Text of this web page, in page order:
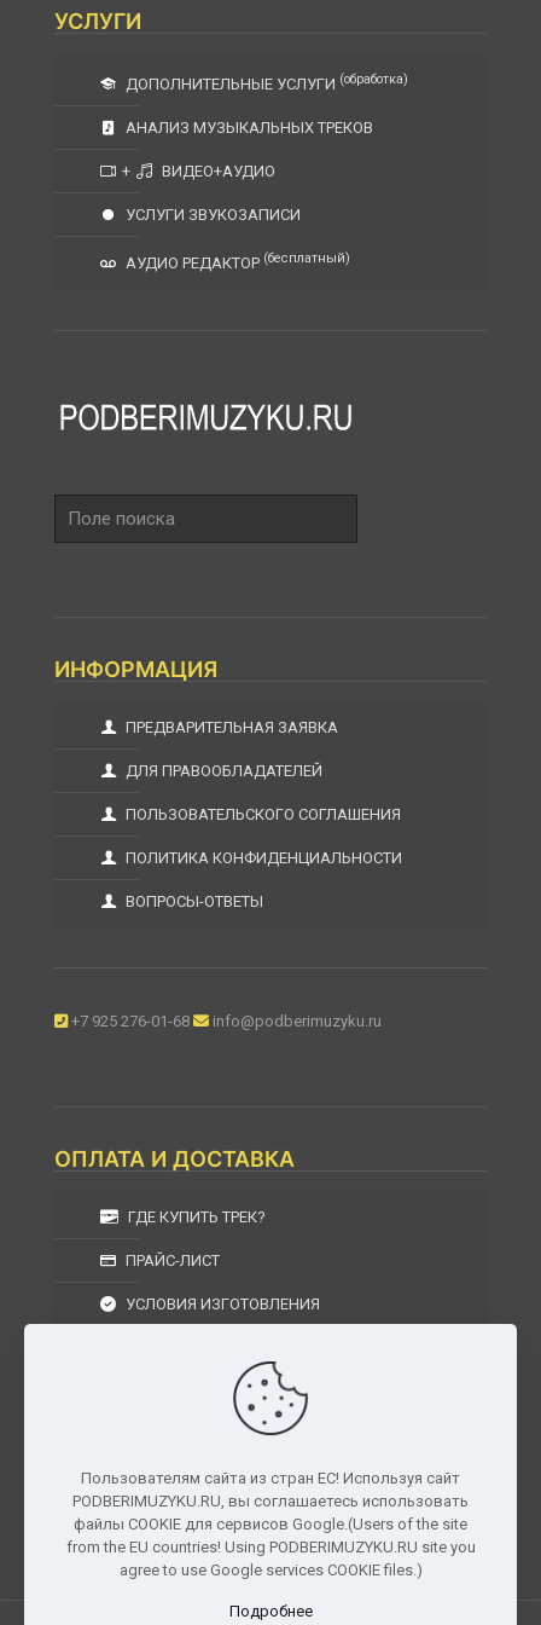
УСЛУГИ
ДОПОЛНИТЕЛЬНЫЕ УСЛУГИ (обработка)
АНАЛИЗ МУЗЫКАЛЬНЫХ ТРЕКОВ
+ ВИДЕО+АУДИО
УСЛУГИ ЗВУКОЗАПИСИ
АУДИО РЕДАКТОР (бесплатный)
поиска
ИНФОРМАЦИЯ
ПРЕДВАРИТЕЛЬНАЯ ЗАЯВКА
ДЛЯ ПРАВООБЛАДАТЕЛЕЙ
ПОЛЬЗОВАТЕЛЬСКОГО СОГЛАШЕНИЯ
ПОЛИТИКА КОНФИДЕНЦИАЛЬНОСТИ
ВОПРОСЫ-ОТВЕТЫ
+7 925 276-01-68 info@podberimuzyku.ru
ОПЛАТА И ДОСТАВКА
ГДЕ КУПИТЬ ТРЕК?
ПРАЙС-ЛИСТ
УСЛОВИЯ ИЗГОТОВЛЕНИЯ
УСЛОВИЯ ВОЗВРАТА
г. Москва, Московская область, Центральный
федеральный округ, РФ, Россия
Пользователям сайта из стран ЕС! Используя сайт
PODBERIMUZYKU.RU, вы соглашаетесь использовать
файлы COOKIE для сервисов Google.(Users of the site
from the EU countries! Using PODBERIMUZYKU.RU site you
agree to use Google services COOKIE files.)
Подробнее